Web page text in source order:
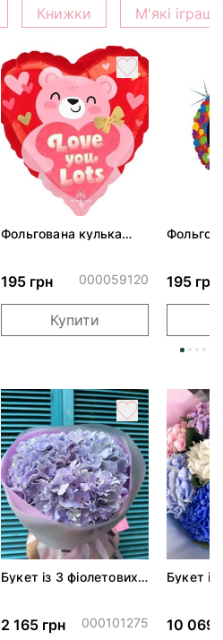
Книжки М'які
Фольгована кулька
195 грн 000059120
Купити
195 грн
Букет із 3 фіолетових
2 165 грн 000101275
Букет із
10 069